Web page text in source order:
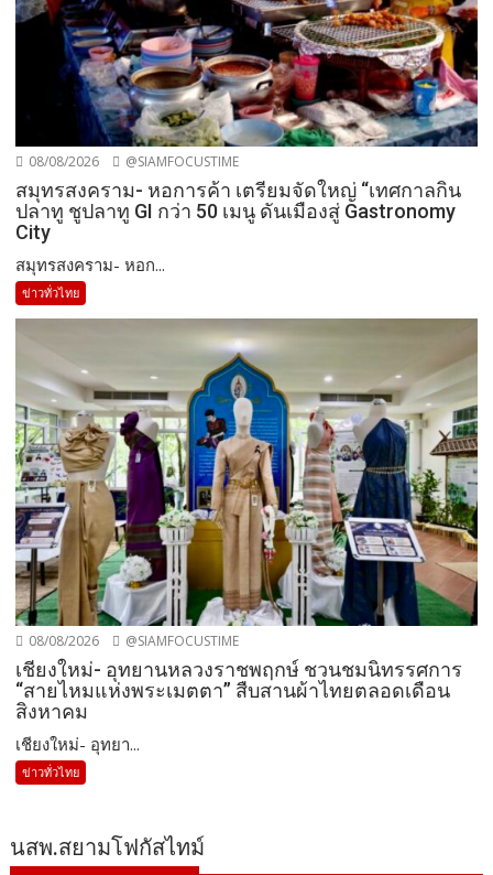
08/08/2026 @SIAMFOCUSTIME
สมุทรสงคราม- หอการค้า เตรียมจัดใหญ่ “เทศกาลกิน
ปลาทู ชูปลาทู GI กว่า 50 เมนู ดันเมืองสู่ Gastronomy
City
สมุทรสงคราม- หอก...
ข่าวทั่วไทย
08/08/2026 @SIAMFOCUSTIME
เชียงใหม่- อุทยานหลวงราชพฤกษ์ ชวนชมนิทรรศการ
“สายไหมแห่งพระเมตตา” สืบสานผ้าไทยตลอดเดือน
สิงหาคม
เชียงใหม่- อุทยา...
ข่าวทั่วไทย
นสพ.สยามโฟกัสไทม์